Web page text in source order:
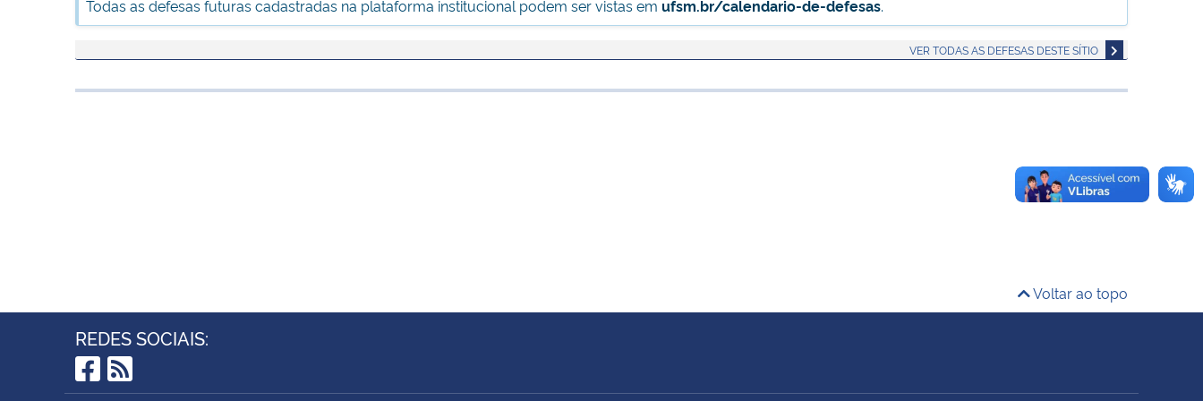
Todas as defesas futuras cadastradas na plataforma institucional podem ser vistas em ufsm.br/calendario-de-defesas.
VER TODAS AS DEFESAS DESTE SÍTIO
Voltar ao topo
REDES SOCIAIS: